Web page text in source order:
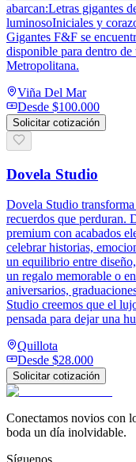
abarcan:Letras gigantes
luminosoIniciales y
Gigantes F&F se
disponible para dentro
Metropolitana.
Viña Del Mar
Desde $100.000
Solicitar cotización
Dovela Studio
Dovela Studio
recuerdos que perduran.
premium con acabados
celebrar historias,
un equilibrio entre
un regalo memorable o
aniversarios,
Studio creemos que el
pensada para dejar una
Quillota
Desde $28.000
Solicitar cotización
Conectamos novios con
boda un día inolvidable.